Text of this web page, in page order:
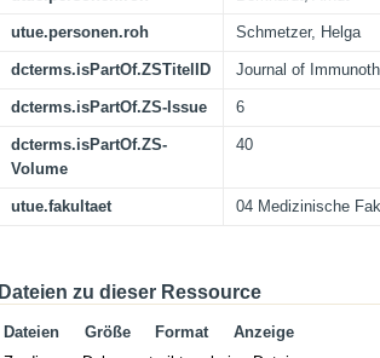
utue.personen.roh Schmetzer, Helga
dcterms.isPartOf.ZSTitelID Journal of
dcterms.isPartOf.ZS-Issue 6
dcterms.isPartOf.ZS-
Volume
40
utue.fakultaet 04 Medizinische
Dateien zu dieser Ressource
Dateien Größe Format
Anzeige